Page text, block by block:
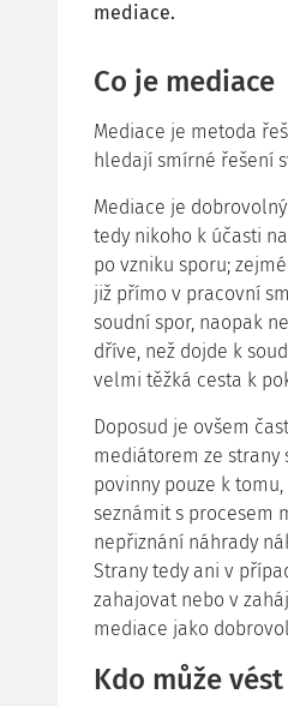
mediace.
Co je mediace
Mediace je metoda
hledají smírné řešení
Mediace je
tedy nikoho k účasti
po vzniku sporu;
již přímo v pracovní
soudní spor, naopak
dříve, než dojde k
velmi těžká cesta k
Doposud je ovšem
mediátorem ze strany
povinny pouze k
seznámit s procesem
nepřiznání náhrady
Strany tedy ani v
zahajovat nebo v
mediace jako
Kdo může